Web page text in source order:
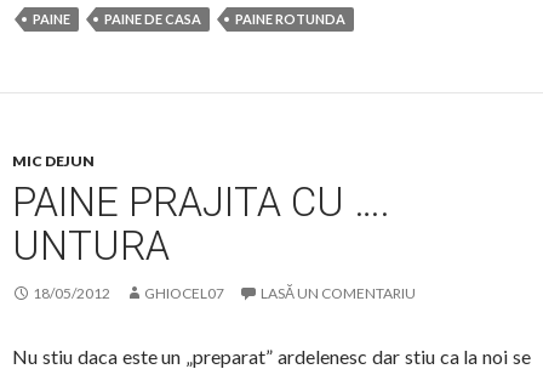
PAINE PAINE DE CASA PAINE ROTUNDA
MIC DEJUN
PAINE PRAJITA CU ….
UNTURA
18/05/2012 GHIOCEL07 LASĂ UN COMENTARIU
Nu stiu daca este un „preparat” ardelenesc dar stiu ca la noi se